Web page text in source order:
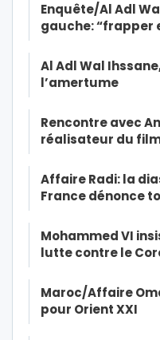
Enquête/Al Adl
gauche: “frapper
Al Adl Wal
l’amertume
Rencontre avec
réalisateur du
Affaire Radi: la
France dénonce
Mohammed VI
lutte contre le
Maroc/Affaire
pour Orient XXI